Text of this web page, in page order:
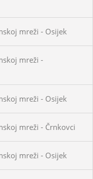
mreži - Osijek
mreži -
mreži - Osijek
mreži - Črnkovci
mreži - Osijek